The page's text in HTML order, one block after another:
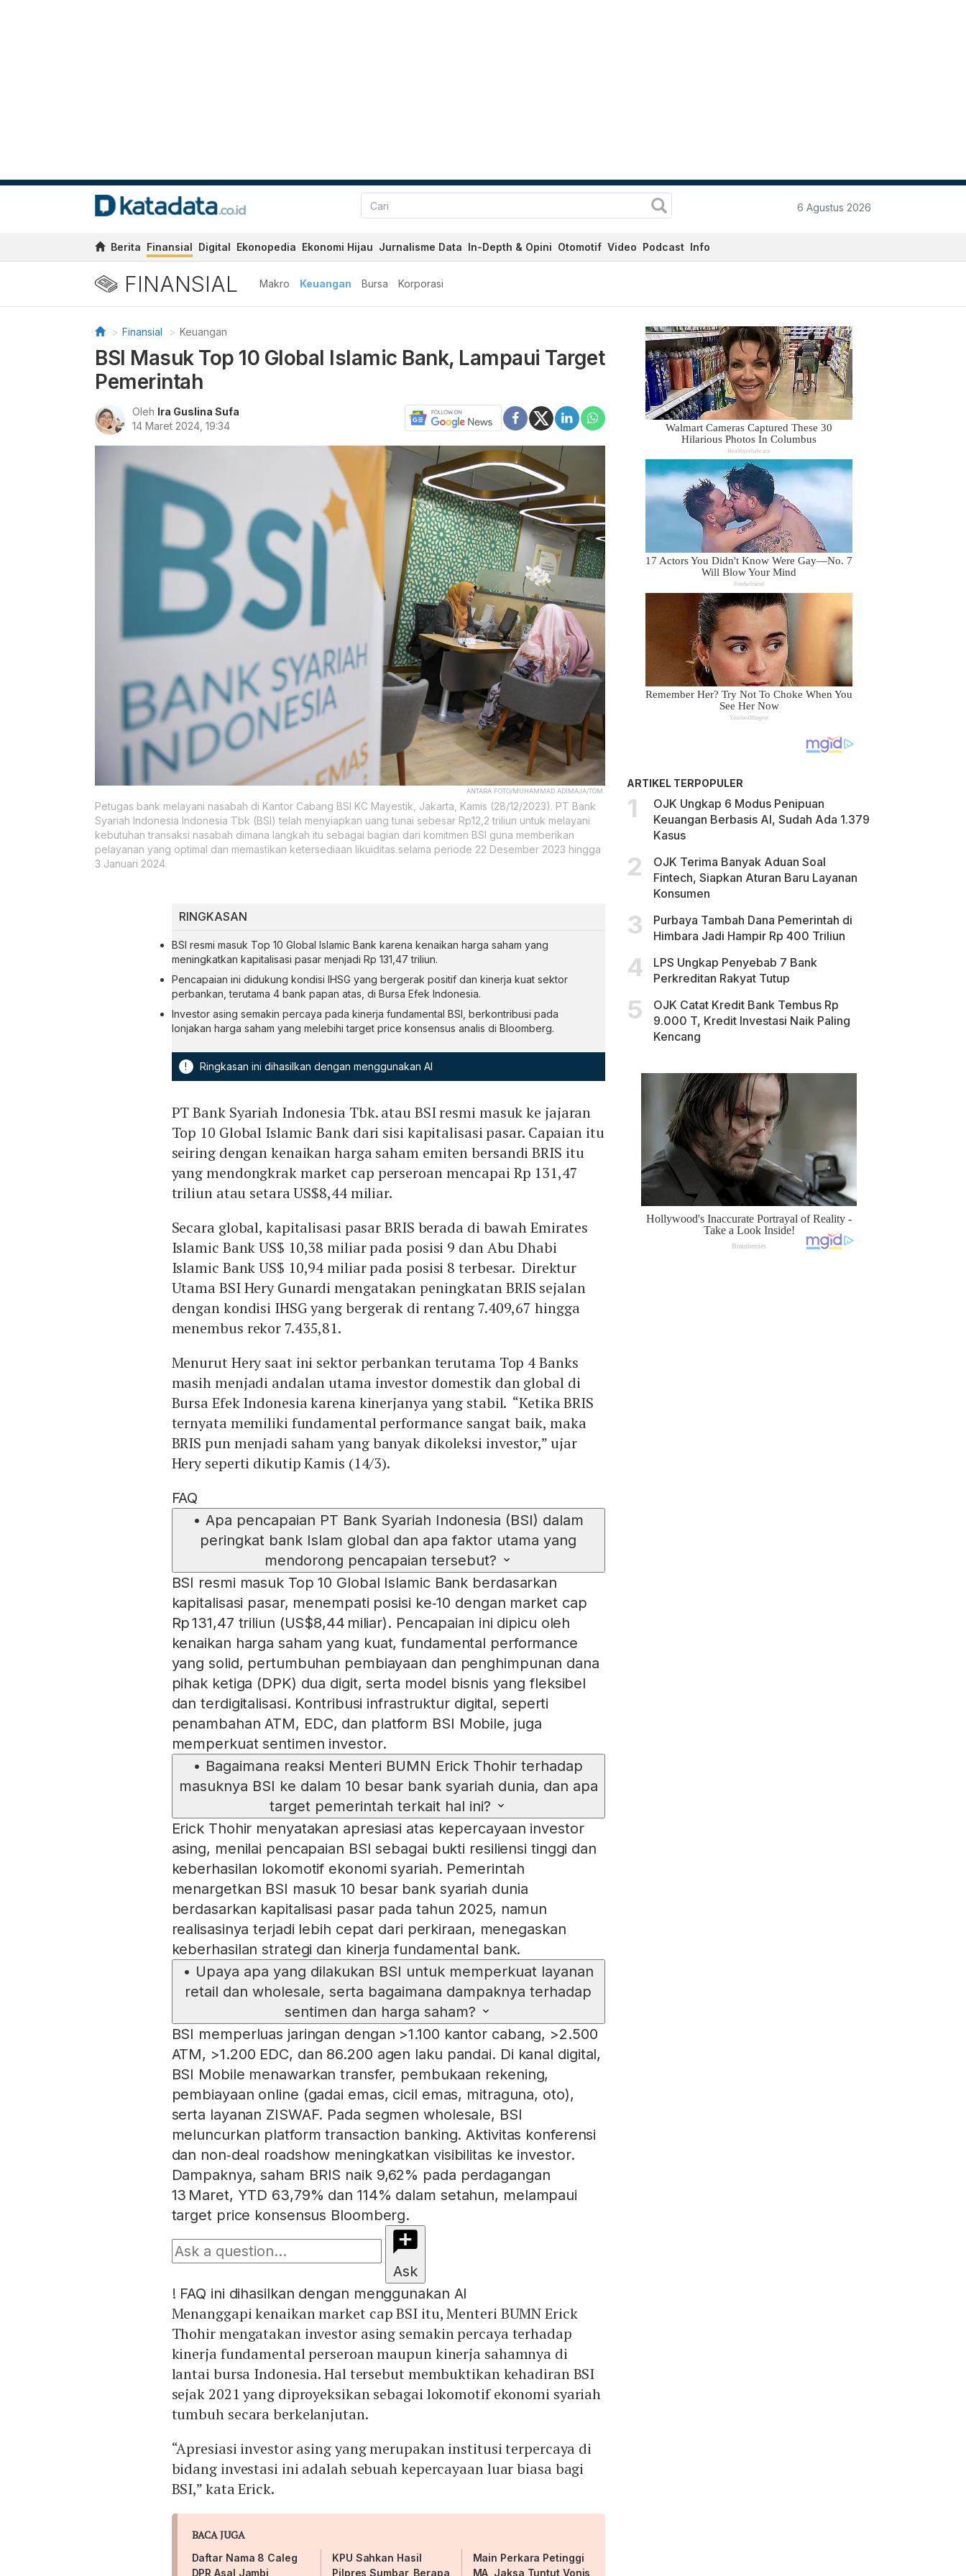
6 Agustus 2026
Berita Finansial Digital Ekonopedia Ekonomi Hijau Jurnalisme Data In-Depth & Opini Otomotif Video Podcast Info
FINANSIAL Makro Keuangan Bursa Korporasi
Finansial Keuangan
BSI Masuk Top 10 Global Islamic Bank, Lampaui Target
Pemerintah
Oleh Ira Guslina Sufa
14 Maret 2024, 19:34
ANTARA FOTO/MUHAMMAD ADIMAJA/TOM.
Petugas bank melayani nasabah di Kantor Cabang BSI KC Mayestik, Jakarta, Kamis (28/12/2023). PT Bank
Syariah Indonesia Indonesia Tbk (BSI) telah menyiapkan uang tunai sebesar Rp12,2 triliun untuk melayani
kebutuhan transaksi nasabah dimana langkah itu sebagai bagian dari komitmen BSI guna memberikan
pelayanan yang optimal dan memastikan ketersediaan likuiditas selama periode 22 Desember 2023 hingga
3 Januari 2024.
RINGKASAN
BSI resmi masuk Top 10 Global Islamic Bank karena kenaikan harga saham yang
meningkatkan kapitalisasi pasar menjadi Rp 131,47 triliun.
Pencapaian ini didukung kondisi IHSG yang bergerak positif dan kinerja kuat sektor
perbankan, terutama 4 bank papan atas, di Bursa Efek Indonesia.
Investor asing semakin percaya pada kinerja fundamental BSI, berkontribusi pada
lonjakan harga saham yang melebihi target price konsensus analis di Bloomberg.
! Ringkasan ini dihasilkan dengan menggunakan AI
PT Bank Syariah Indonesia Tbk. atau BSI resmi masuk ke jajaran
Top 10 Global Islamic Bank dari sisi kapitalisasi pasar. Capaian itu
seiring dengan kenaikan harga saham emiten bersandi BRIS itu
yang mendongkrak market cap perseroan mencapai Rp 131,47
triliun atau setara US$8,44 miliar.
Secara global, kapitalisasi pasar BRIS berada di bawah Emirates
Islamic Bank US$ 10,38 miliar pada posisi 9 dan Abu Dhabi
Islamic Bank US$ 10,94 miliar pada posisi 8 terbesar. Direktur
Utama BSI Hery Gunardi mengatakan peningkatan BRIS sejalan
dengan kondisi IHSG yang bergerak di rentang 7.409,67 hingga
menembus rekor 7.435,81.
Menurut Hery saat ini sektor perbankan terutama Top 4 Banks
masih menjadi andalan utama investor domestik dan global di
Bursa Efek Indonesia karena kinerjanya yang stabil. “Ketika BRIS
ternyata memiliki fundamental performance sangat baik, maka
BRIS pun menjadi saham yang banyak dikoleksi investor,” ujar
Hery seperti dikutip Kamis (14/3).
FAQ
• Apa pencapaian PT Bank Syariah Indonesia (BSI) dalam
peringkat bank Islam global dan apa faktor utama yang
mendorong pencapaian tersebut?
BSI resmi masuk Top 10 Global Islamic Bank berdasarkan
kapitalisasi pasar, menempati posisi ke‑10 dengan market cap
Rp 131,47 triliun (US$8,44 miliar). Pencapaian ini dipicu oleh
kenaikan harga saham yang kuat, fundamental performance
yang solid, pertumbuhan pembiayaan dan penghimpunan dana
pihak ketiga (DPK) dua digit, serta model bisnis yang fleksibel
dan terdigitalisasi. Kontribusi infrastruktur digital, seperti
penambahan ATM, EDC, dan platform BSI Mobile, juga
memperkuat sentimen investor.
• Bagaimana reaksi Menteri BUMN Erick Thohir terhadap
masuknya BSI ke dalam 10 besar bank syariah dunia, dan apa
target pemerintah terkait hal ini?
Erick Thohir menyatakan apresiasi atas kepercayaan investor
asing, menilai pencapaian BSI sebagai bukti resiliensi tinggi dan
keberhasilan lokomotif ekonomi syariah. Pemerintah
menargetkan BSI masuk 10 besar bank syariah dunia
berdasarkan kapitalisasi pasar pada tahun 2025, namun
realisasinya terjadi lebih cepat dari perkiraan, menegaskan
keberhasilan strategi dan kinerja fundamental bank.
• Upaya apa yang dilakukan BSI untuk memperkuat layanan
retail dan wholesale, serta bagaimana dampaknya terhadap
sentimen dan harga saham?
BSI memperluas jaringan dengan >1.100 kantor cabang, >2.500
ATM, >1.200 EDC, dan 86.200 agen laku pandai. Di kanal digital,
BSI Mobile menawarkan transfer, pembukaan rekening,
pembiayaan online (gadai emas, cicil emas, mitraguna, oto),
serta layanan ZISWAF. Pada segmen wholesale, BSI
meluncurkan platform transaction banking. Aktivitas konferensi
dan non‑deal roadshow meningkatkan visibilitas ke investor.
Dampaknya, saham BRIS naik 9,62% pada perdagangan
13 Maret, YTD 63,79% dan 114% dalam setahun, melampaui
target price konsensus Bloomberg.
Ask
! FAQ ini dihasilkan dengan menggunakan AI
Menanggapi kenaikan market cap BSI itu, Menteri BUMN Erick
Thohir mengatakan investor asing semakin percaya terhadap
kinerja fundamental perseroan maupun kinerja sahamnya di
lantai bursa Indonesia. Hal tersebut membuktikan kehadiran BSI
sejak 2021 yang diproyeksikan sebagai lokomotif ekonomi syariah
tumbuh secara berkelanjutan.
“Apresiasi investor asing yang merupakan institusi terpercaya di
bidang investasi ini adalah sebuah kepercayaan luar biasa bagi
BSI,” kata Erick.
BACA JUGA
Daftar Nama 8 Caleg
DPR Asal Jambi
KPU Sahkan Hasil
Pilpres Sumbar, Berapa
Main Perkara Petinggi
MA, Jaksa Tuntut Vonis
ARTIKEL TERPOPULER
OJK Ungkap 6 Modus Penipuan
Keuangan Berbasis AI, Sudah Ada 1.379
Kasus
OJK Terima Banyak Aduan Soal
Fintech, Siapkan Aturan Baru Layanan
Konsumen
Purbaya Tambah Dana Pemerintah di
Himbara Jadi Hampir Rp 400 Triliun
LPS Ungkap Penyebab 7 Bank
Perkreditan Rakyat Tutup
OJK Catat Kredit Bank Tembus Rp
9.000 T, Kredit Investasi Naik Paling
Kencang